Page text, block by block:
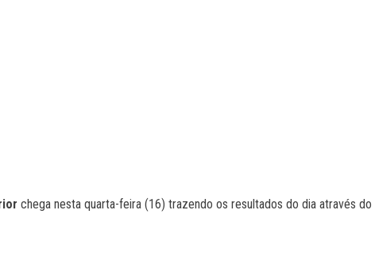
chega nesta quarta-feira (16) trazendo os resultados do dia através do